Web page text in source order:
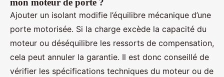
mon moteur de porte ?
Ajouter un isolant modifie l’équilibre mécanique d’une
porte motorisée. Si la charge excède la capacité du
moteur ou déséquilibre les ressorts de compensation,
cela peut annuler la garantie. Il est donc conseillé de
vérifier les spécifications techniques du moteur ou de